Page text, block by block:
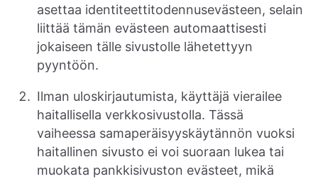
asettaa identiteettitodennusevästeen, selain
liittää tämän evästeen automaattisesti
jokaiseen tälle sivustolle lähetettyyn
pyyntöön.
Ilman uloskirjautumista, käyttäjä vierailee
haitallisella verkkosivustolla. Tässä
vaiheessa samaperäisyyskäytännön vuoksi
haitallinen sivusto ei voi suoraan lukea tai
muokata pankkisivuston evästeet, mikä